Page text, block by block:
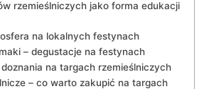
rzemieślniczych jako forma edukacji
na lokalnych festynach
– degustacje na​ festynach
na targach rzemieślniczych
– co warto zakupić na targach